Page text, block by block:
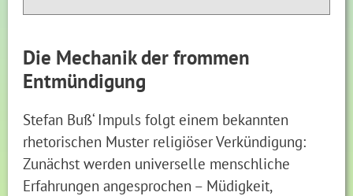
Die Mechanik der frommen
Entmündigung
Stefan Buß‘ Impuls folgt einem bekannten
rhetorischen Muster religiöser Verkündigung:
Zunächst werden universelle menschliche
Erfahrungen angesprochen – Müdigkeit,